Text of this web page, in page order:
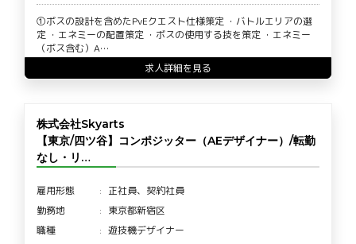
①ボスの設計を含めたPvEクエスト仕様策定 ・バトルエリアの選
定 ・エネミーの配置策定 ・ボスの使用する技を策定 ・エネミー
（ボス含む）A…
求人詳細を見る
株式会社Skyarts
【東京/四ツ谷】コンポジッター（AEデザイナー）/転勤
なし・リ…
雇用形態
正社員、契約社員
勤務地
東京都新宿区
職種
遊技機デザイナー